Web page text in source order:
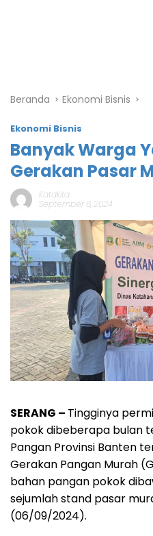
Beranda Ekonomi Bisnis
Ekonomi Bisnis
Banyak Warga
Gerakan Pasar
Katakita
September 6, 2024
SERANG – Tingginya
pokok dibeberapa bulan
Pangan Provinsi Banten
Gerakan Pangan Murah
bahan pangan pokok
sejumlah stand pasar
(06/09/2024).